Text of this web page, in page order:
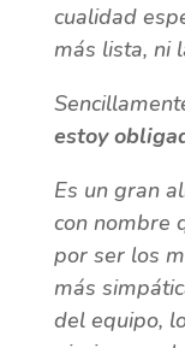
cualidad
más lista, ni
estoy
Es un gran
con nombre
por ser los
más
del equipo,